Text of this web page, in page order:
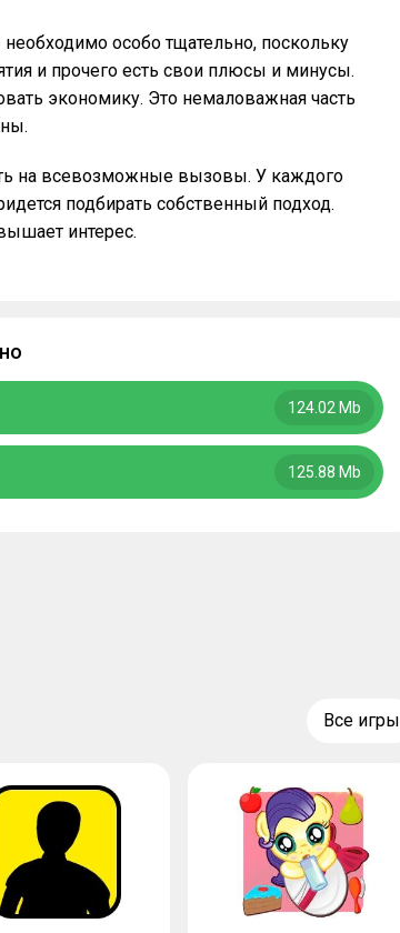
особо тщательно, поскольку
и прочего есть свои плюсы и минусы.
экономику. Это немаловажная часть
на всевозможные вызовы. У каждого
подбирать собственный подход.
интерес.
124.02 Mb
125.88 Mb
Все игры